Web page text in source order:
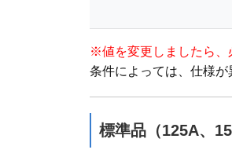
※値を変更しましたら、
条件によっては、仕様が
標準品（125A、